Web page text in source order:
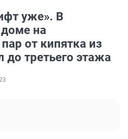
уже». В
на
от кипятка из
до третьего этажа